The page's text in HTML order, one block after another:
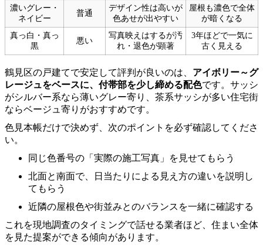
濃いグレー・
ネイビー
普通
デザイン性は高いが
色あせが出やすい
屋根も濃色で全体
が暗くなる
真っ白・真っ
黒
悪い
写真映えはするが汚
れ・退色が顕著
3年ほどで一気に
古く見える
鶴見区の戸建てで安定して評判が良いのは、 アイボリー～グ
レージュをベースに、付帯部を少し締める配色です。サッシ
がシルバー系なら薄いグレー寄り、茶系サッシが多い住宅街
ならベージュ寄りがおすすめです。
色見本帳だけで決めず、次のポイントを必ず確認してくださ
い。
同じ色番号の「実際の施工写真」を見せてもらう
北面と南面で、日当たりによる見え方の違いを説明し
てもらう
近隣の屋根色や街並みとのバランスを一緒に確認する
これを現地調査のタイミングで話せる業者ほど、住まい全体
を見た提案ができる傾向があります。